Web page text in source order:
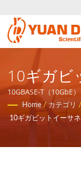
10ギガビ
LANトラ
YDS - 通
10GBASE-T（10GbE
ネットワークアプリケ
のトータルソリュー
Home / カテゴリ /
10ギガビットイーサ